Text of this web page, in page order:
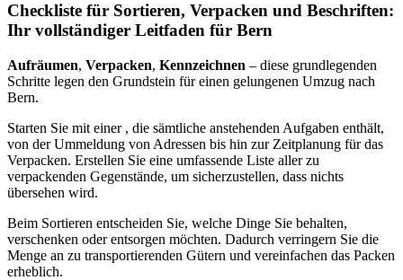
Checkliste für Sortieren, Verpacken und Beschriften:
Ihr vollständiger Leitfaden für Bern
Aufräumen, Verpacken, Kennzeichnen – diese grundlegenden
Schritte legen den Grundstein für einen gelungenen Umzug nach
Bern.
Starten Sie mit einer , die sämtliche anstehenden Aufgaben enthält,
von der Ummeldung von Adressen bis hin zur Zeitplanung für das
Verpacken. Erstellen Sie eine umfassende Liste aller zu
verpackenden Gegenstände, um sicherzustellen, dass nichts
übersehen wird.
Beim Sortieren entscheiden Sie, welche Dinge Sie behalten,
verschenken oder entsorgen möchten. Dadurch verringern Sie die
Menge an zu transportierenden Gütern und vereinfachen das Packen
erheblich.